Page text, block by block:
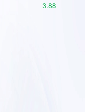
3.88